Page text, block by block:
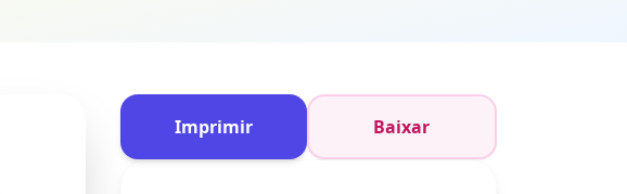
Imprimir Baixar